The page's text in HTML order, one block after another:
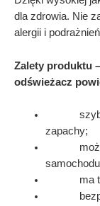
dla zdrowia. Nie
alergii i
Zalety produktu –
odświeżacz
szybko i
zapachy;
może
ma